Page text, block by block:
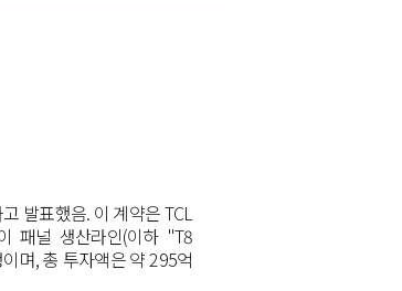
발표했음. 이 계약은TCL
패널 생산라인(이하"T8
며,총 투자액은 약295억